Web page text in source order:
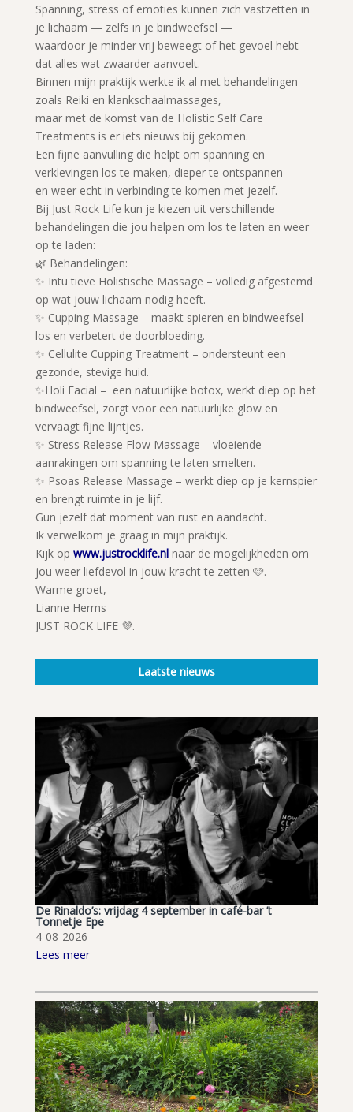
Spanning, stress of emoties kunnen zich vastzetten in
je lichaam — zelfs in je bindweefsel —
waardoor je minder vrij beweegt of het gevoel hebt
dat alles wat zwaarder aanvoelt.
Binnen mijn praktijk werkte ik al met behandelingen
zoals Reiki en klankschaalmassages,
maar met de komst van de Holistic Self Care
Treatments is er iets nieuws bij gekomen.
Een fijne aanvulling die helpt om spanning en
verklevingen los te maken, dieper te ontspannen
en weer echt in verbinding te komen met jezelf.
Bij Just Rock Life kun je kiezen uit verschillende
behandelingen die jou helpen om los te laten en weer
op te laden:
🌿 Behandelingen:
✨ Intuïtieve Holistische Massage – volledig afgestemd
op wat jouw lichaam nodig heeft.
✨ Cupping Massage – maakt spieren en bindweefsel
los en verbetert de doorbloeding.
✨ Cellulite Cupping Treatment – ondersteunt een
gezonde, stevige huid.
✨️Holi Facial – een natuurlijke botox, werkt diep op het
bindweefsel, zorgt voor een natuurlijke glow en
vervaagt fijne lijntjes.
✨ Stress Release Flow Massage – vloeiende
aanrakingen om spanning te laten smelten.
✨ Psoas Release Massage – werkt diep op je kernspier
en brengt ruimte in je lijf.
Gun jezelf dat moment van rust en aandacht.
Ik verwelkom je graag in mijn praktijk.
Kijk op www.justrocklife.nlnaar de mogelijkheden om
jou weer liefdevol in jouw kracht te zetten 🩷.
Warme groet,
Lianne Herms
JUST ROCK LIFE 💜.
Laatste nieuws
De Rinaldo’s: vrijdag 4 september in café-bar ’t
Tonnetje Epe
4-08-2026
Lees meer